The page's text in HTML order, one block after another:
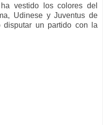
vestido los colores del
Udinese y Juventus de
disputar un partido con la